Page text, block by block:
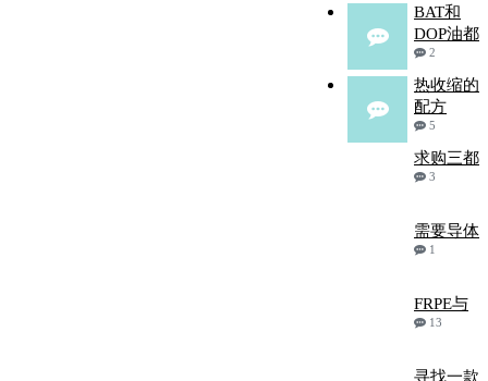
BAT和
DOP油都
2
热收缩的
配方
5
求购三都
3
需要导体
1
FRPE与
13
寻找一款